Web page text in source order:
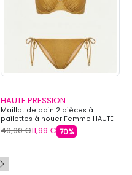
HAUTE PRESSION
Maillot de bain 2 pièces à
pailettes à nouer Femme HAUTE
PRESSION
40,00 €11,99 € 70%